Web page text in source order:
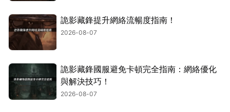
詭影藏鋒提升網絡流暢度指南！
2026-08-07
詭影藏鋒國服避免卡頓完全指南：網絡優化
與解決技巧！
2026-08-07